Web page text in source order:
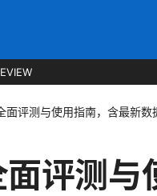
评测与使用指南，含最新数
评测与